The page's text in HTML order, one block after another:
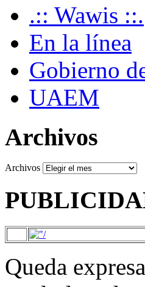
.:: Wawis ::.
En la línea
Gobierno
UAEM
Archivos
Archivos
Queda